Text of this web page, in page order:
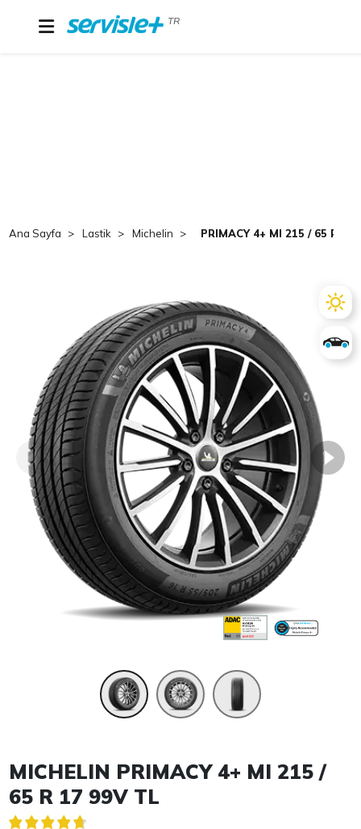
TR
Ana Sayfa Lastik Michelin PRIMACY 4+ MI 215 / 65 R 17
Item 1 of 3
MICHELIN PRIMACY 4+ MI 215 /
65 R 17 99V TL